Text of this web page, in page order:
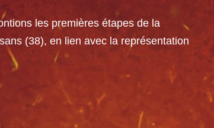
les premières étapes de la
(38), en lien avec la représentation